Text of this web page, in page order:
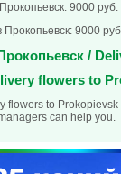
9000 руб.
Прокопьевск: 9000
/
flowers to
flowers to
can help you.